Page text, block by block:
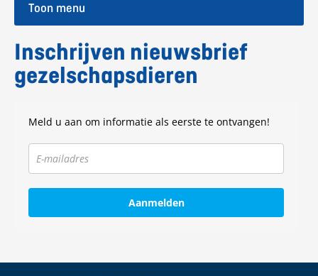
Toon menu
Inschrijven nieuwsbrief
gezelschapsdieren
Meld u aan om informatie als eerste te ontvangen!
Aanmelden